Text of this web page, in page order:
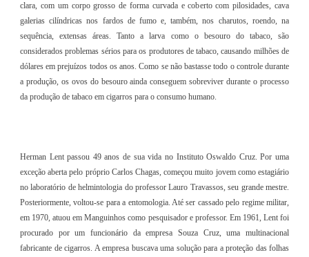
clara, com um corpo grosso de forma curvada e coberto com pilosidades, cava
galerias cilíndricas nos fardos de fumo e, também, nos charutos, roendo, na
sequência, extensas áreas. Tanto a larva como o besouro do tabaco, são
considerados problemas sérios para os produtores de tabaco, causando milhões de
dólares em prejuízos todos os anos. Como se não bastasse todo o controle durante
a produção, os ovos do besouro ainda conseguem sobreviver durante o processo
da produção de tabaco em cigarros para o consumo humano.
Herman Lent passou 49 anos de sua vida no Instituto Oswaldo Cruz. Por uma
exceção aberta pelo próprio Carlos Chagas, começou muito jovem como estagiário
no laboratório de helmintologia do professor Lauro Travassos, seu grande mestre.
Posteriormente, voltou-se para a entomologia. Até ser cassado pelo regime militar,
em 1970, atuou em Manguinhos como pesquisador e professor. Em 1961, Lent foi
procurado por um funcionário da empresa Souza Cruz, uma multinacional
fabricante de cigarros. A empresa buscava uma solução para a proteção das folhas